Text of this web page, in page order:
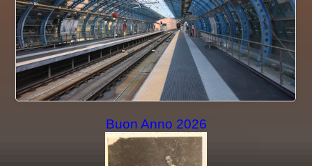
Buon Anno 2026